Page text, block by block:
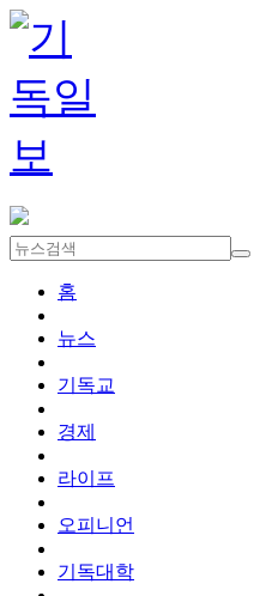
홈
뉴스
기독교
경제
라이프
오피니언
기독대학